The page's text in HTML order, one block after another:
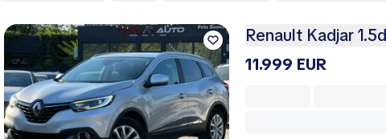
Renault Kadjar
11.999 EUR